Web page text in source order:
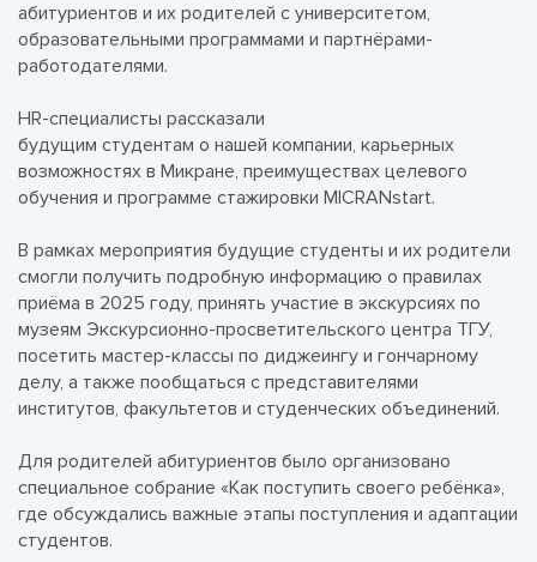
абитуриентов и их родителей с университетом,
образовательными программами и партнёрами-
работодателями.
HR-специалисты рассказали
будущим студентам о нашей компании, карьерных
возможностях в Микране, преимуществах целевого
обучения и программе стажировки MICRANstart.
В рамках мероприятия будущие студенты и их родители
смогли получить подробную информацию о правилах
приёма в 2025 году, принять участие в экскурсиях по
музеям Экскурсионно-просветительского центра ТГУ,
посетить мастер-классы по диджеингу и гончарному
делу, а также пообщаться с представителями
институтов, факультетов и студенческих объединений.
Для родителей абитуриентов было организовано
специальное собрание «Как поступить своего ребёнка»,
где обсуждались важные этапы поступления и адаптации
студентов.